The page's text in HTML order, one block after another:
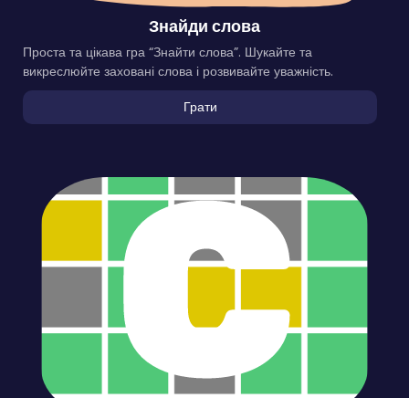
Знайди слова
Проста та цікава гра “Знайти слова”. Шукайте та
викреслюйте заховані слова і розвивайте уважність.
Грати